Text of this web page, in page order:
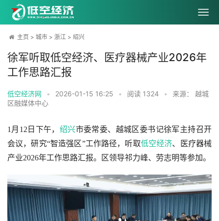
主页 > 城市 > 浙江 > 绍兴
徐军听取低空经济、医疗器械产业2026年
工作思路汇报
低空经济网 • 2026-01-15 16:25 • 阅读 1324 •
来源： 越城
区融媒体中心
1月12日下午， 绍兴市委常委、越城区委书记徐军主持召开
会议，研究“智造强区”工作路径，听取低空经济、医疗器械
产业2026年工作思路汇报。区领导祁力峰、劳志明等参加。